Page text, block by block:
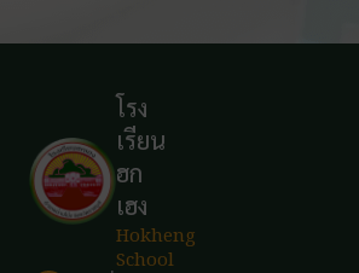
โรง
เรียน
ฮก
เฮง
Hokheng
School